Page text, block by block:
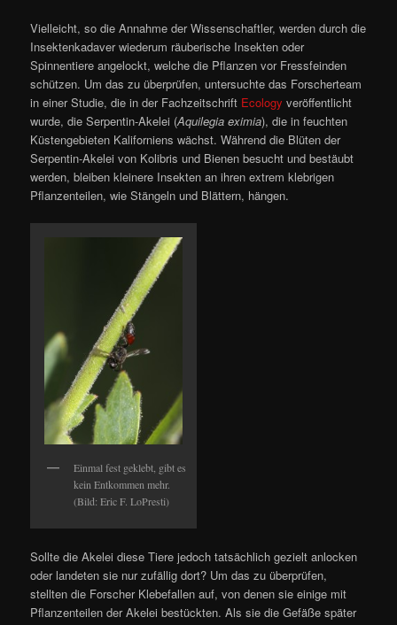
Vielleicht, so die Annahme der Wissenschaftler, werden durch die
Insektenkadaver wiederum räuberische Insekten oder
Spinnentiere angelockt, welche die Pflanzen vor Fressfeinden
schützen. Um das zu überprüfen, untersuchte das Forscherteam
in einer Studie, die in der Fachzeitschrift Ecology veröffentlicht
wurde, die Serpentin-Akelei (Aquilegia eximia), die in feuchten
Küstengebieten Kaliforniens wächst. Während die Blüten der
Serpentin-Akelei von Kolibris und Bienen besucht und bestäubt
werden, bleiben kleinere Insekten an ihren extrem klebrigen
Pflanzenteilen, wie Stängeln und Blättern, hängen.
Einmal fest geklebt, gibt es
kein Entkommen mehr.
(Bild: Eric F. LoPresti)
Sollte die Akelei diese Tiere jedoch tatsächlich gezielt anlocken
oder landeten sie nur zufällig dort? Um das zu überprüfen,
stellten die Forscher Klebefallen auf, von denen sie einige mit
Pflanzenteilen der Akelei bestückten. Als sie die Gefäße später